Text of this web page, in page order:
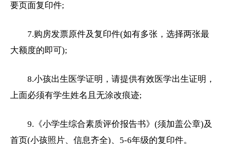
要页面复印件;
7.购房发票原件及复印件(如有多张，选择两张最
大额度的即可);
8.小孩出生医学证明，请提供有效医学出生证明，
上面必须有学生姓名且无涂改痕迹;
9.《小学生综合素质评价报告书》(须加盖公章)及
首页(小孩照片、信息齐全)、5-6年级的复印件。